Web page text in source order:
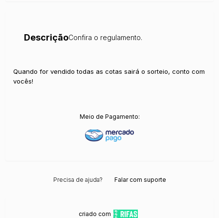
DescriçãoConfira o regulamento.
Quando for vendido todas as cotas sairá o sorteio, conto com
vocês!
Meio de Pagamento:
Precisa de ajuda? Falar com suporte
criado com